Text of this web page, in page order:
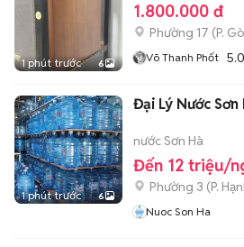
1 phút trước 6
1.800.000 đ
Phường 17 (P.
Võ Thanh Phốt 5.0
1 phút trước 6
Đại Lý Nước Sơn
nước Sơn Hà
Đến 12 triệu/
Phường 3 (P.
Nuoc Son Ha